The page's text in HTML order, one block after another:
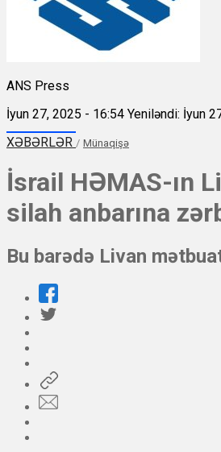
ANS Press
İyun 27, 2025 - 16:54 Yeniləndi: İyun
XƏBƏRLƏR / Münaqişə
İsrail HƏMAS-ın
silah anbarına
Bu barədə Livan